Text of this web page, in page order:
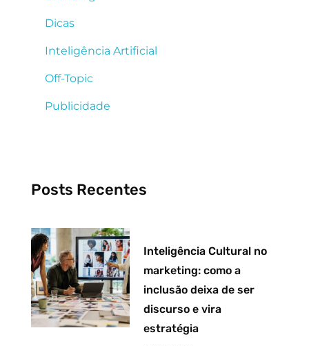
Dicas
Inteligência Artificial
Off-Topic
Publicidade
Posts Recentes
Inteligência Cultural no
marketing: como a
inclusão deixa de ser
discurso e vira
estratégia